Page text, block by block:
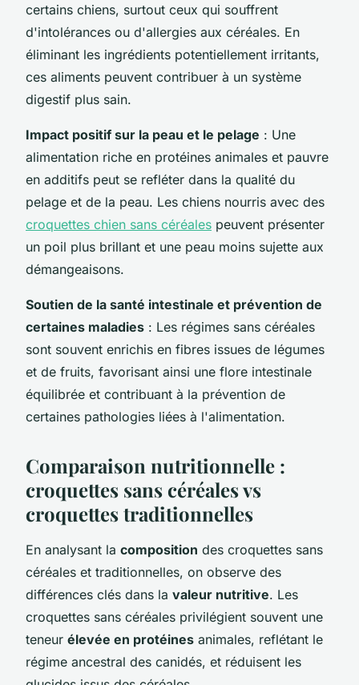
certains chiens, surtout ceux qui souffrent
d'intolérances ou d'allergies aux céréales. En
éliminant les ingrédients potentiellement irritants,
ces aliments peuvent contribuer à un système
digestif plus sain.
Impact positif sur la peau et le pelage : Une
alimentation riche en protéines animales et pauvre
en additifs peut se refléter dans la qualité du
pelage et de la peau. Les chiens nourris avec des
croquettes chien sans céréales peuvent présenter
un poil plus brillant et une peau moins sujette aux
démangeaisons.
Soutien de la santé intestinale et prévention de
certaines maladies : Les régimes sans céréales
sont souvent enrichis en fibres issues de légumes
et de fruits, favorisant ainsi une flore intestinale
équilibrée et contribuant à la prévention de
certaines pathologies liées à l'alimentation.
Comparaison nutritionnelle :
croquettes sans céréales vs
croquettes traditionnelles
En analysant la composition des croquettes sans
céréales et traditionnelles, on observe des
différences clés dans la valeur nutritive. Les
croquettes sans céréales privilégient souvent une
teneur élevée en protéines animales, reflétant le
régime ancestral des canidés, et réduisent les